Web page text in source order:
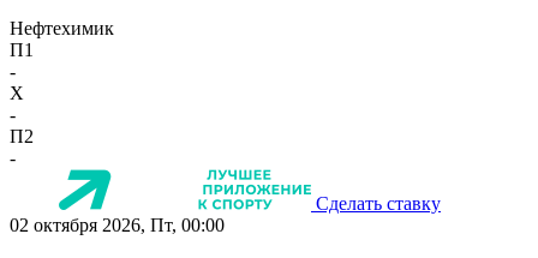
Нефтехимик
П1
-
X
-
П2
-
Сделать ставку
02 октября 2026, Пт, 00:00